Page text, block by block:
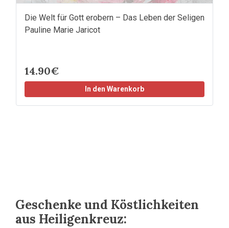
Die Welt für Gott erobern – Das Leben der Seligen
Pauline Marie Jaricot
14.90€
In den Warenkorb
Geschenke und Köstlichkeiten
aus Heiligenkreuz: